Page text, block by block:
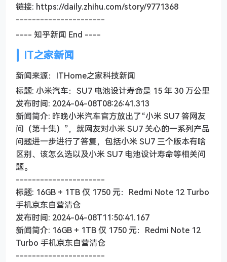
链接: https://daily.zhihu.com/story/9771368
----------------------
---- 知乎新闻 End ----
IT之家新闻
新闻来源：ITHome之家科技新闻
标题: 小米汽车：SU7 电池设计寿命是 15 年 30 万公里
发布时间: 2024-04-08T08:26:41.313
新闻简介: 昨晚小米汽车官方放出了“小米 SU7 答网友
问（第十集）”，就网友对小米 SU7 关心的一系列产品
问题进一步进行了答复，包括小米 SU7 三个版本有啥
区别、该怎么选以及小米 SU7 电池设计寿命等相关问
题。
----------------------
标题: 16GB + 1TB 仅 1750 元：Redmi Note 12 Turbo
手机京东自营清仓
发布时间: 2024-04-08T11:50:41.167
新闻简介: 16GB + 1TB 仅 1750 元：Redmi Note 12
Turbo 手机京东自营清仓
----------------------